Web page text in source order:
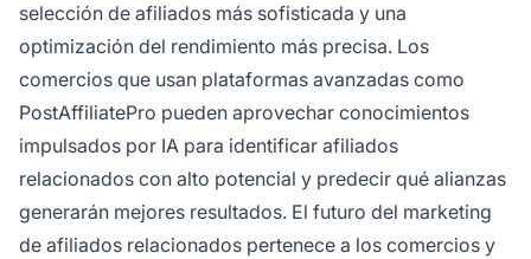
selección de afiliados más sofisticada y una
optimización del rendimiento más precisa. Los
comercios que usan plataformas avanzadas como
PostAffiliatePro pueden aprovechar conocimientos
impulsados por IA para identificar afiliados
relacionados con alto potencial y predecir qué alianzas
generarán mejores resultados. El futuro del marketing
de afiliados relacionados pertenece a los comercios y